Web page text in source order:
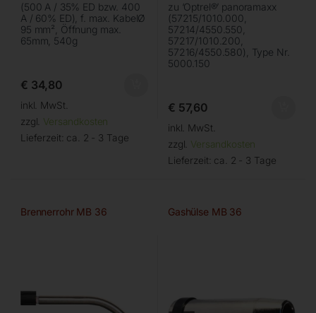
(500 A / 35% ED bzw. 400
A / 60% ED), f. max. KabelØ
95 mm², Öffnung max.
65mm, 540g
€ 34,80
inkl. MwSt.
zzgl. Versandkosten
Lieferzeit: ca. 2 - 3 Tage
zu ‘Optrel®’ panoramaxx
(57215/1010.000,
57214/4550.550,
57217/1010.200,
57216/4550.580), Type Nr.
5000.150
€ 57,60
inkl. MwSt.
zzgl. Versandkosten
Lieferzeit: ca. 2 - 3 Tage
Brennerrohr MB 36 Gashülse MB 36